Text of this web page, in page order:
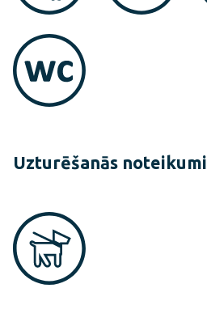
Uzturēšanās noteikumi